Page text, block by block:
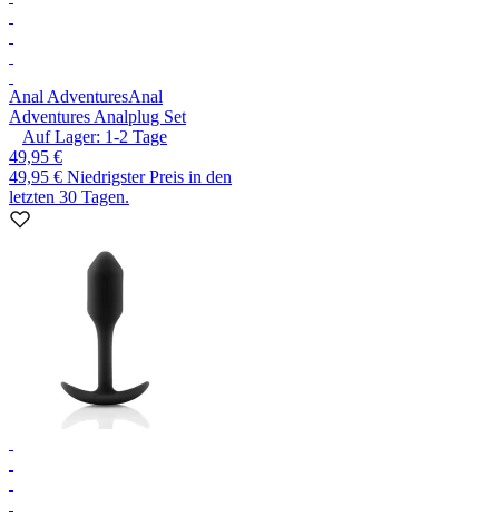
Anal AdventuresAnal
Adventures Analplug Set
Auf Lager: 1-2 Tage
49,95 €
49,95 € Niedrigster Preis in den
letzten 30 Tagen.